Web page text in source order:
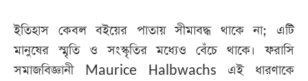
ইতিহাস কেবল বইয়ের পাতায় সীমাবদ্ধ থাকে না; এটি
মানুষের স্মৃতি ও সংস্কৃতির মধ্যেও বেঁচে থাকে। ফরাসি
সমাজবিজ্ঞানী Maurice Halbwachs এই ধারণাকে